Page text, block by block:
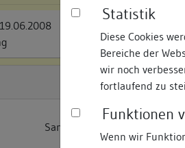
Statistik
Diese Cookies
Bereiche der
wir noch
fortlaufend zu
Funktionen
Wenn wir
19.06.2008
Sankt-Stephans-Platz